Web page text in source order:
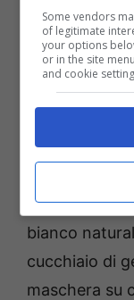
3 trucchi per
modella –
Infine, il mio
ingrediente
con l’aloe
bianco
cucchiaio di
maschera su
Some vendors
of legitimate
your options
or in the site
and cookie